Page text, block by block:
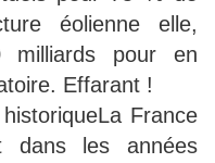
éolienne elle,
milliards pour en
Effarant !
France
dans les années